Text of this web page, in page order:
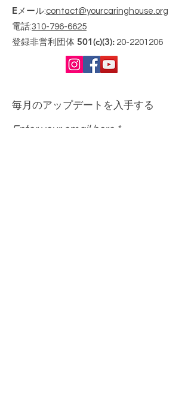
Eメール:contact@yourcaringhouse.org
電話:310-796-6625
登録非営利団体 501(c)(3): 20-2201206
毎月のアップデートを入手する
Enter your email here